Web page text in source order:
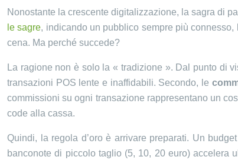
Nonostante la crescente digitalizzazione, la sagra di
le sagre, indicando un pubblico sempre più
cena. Ma perché succede?
La ragione non è solo la « tradizione ». Dal punto di
transazioni POS lente e inaffidabili. Secondo, le
commissioni su ogni transazione rappresentano un
code alla cassa.
Quindi, la regola d’oro è arrivare preparati. Un
banconote di piccolo taglio (5, 10, 20 euro) accelera